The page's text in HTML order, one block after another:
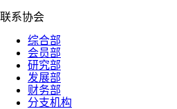
联系协会
综合部
会员部
研究部
发展部
财务部
分支机构